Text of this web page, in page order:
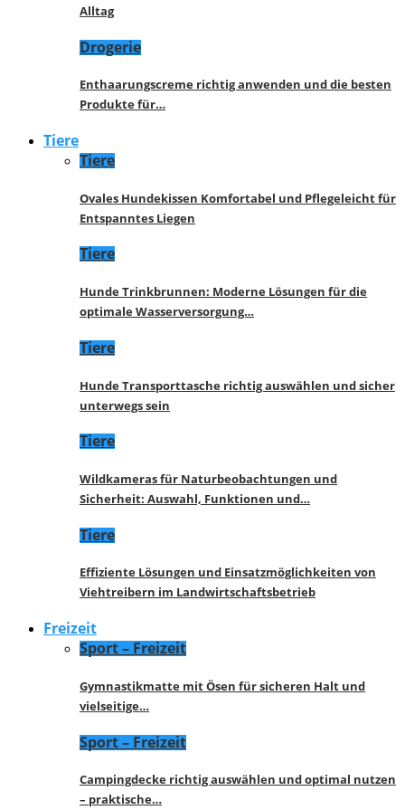
Alltag
Drogerie
Enthaarungscreme richtig anwenden und die besten
Produkte für…
Tiere
Tiere
Ovales Hundekissen Komfortabel und Pflegeleicht für
Entspanntes Liegen
Tiere
Hunde Trinkbrunnen: Moderne Lösungen für die
optimale Wasserversorgung…
Tiere
Hunde Transporttasche richtig auswählen und sicher
unterwegs sein
Tiere
Wildkameras für Naturbeobachtungen und
Sicherheit: Auswahl, Funktionen und…
Tiere
Effiziente Lösungen und Einsatzmöglichkeiten von
Viehtreibern im Landwirtschaftsbetrieb
Freizeit
Sport – Freizeit
Gymnastikmatte mit Ösen für sicheren Halt und
vielseitige…
Sport – Freizeit
Campingdecke richtig auswählen und optimal nutzen
– praktische…